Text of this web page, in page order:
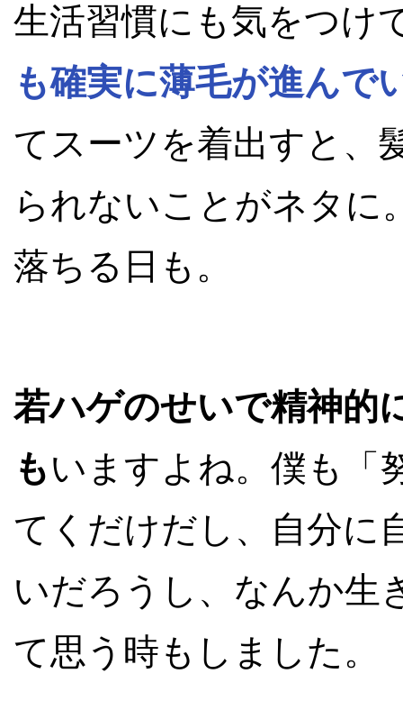
生活習慣にも気をつけ
も確実に薄毛が進んで
てスーツを着出すと、
られないことがネタに
落ちる日も。
若ハゲのせいで精神的
もいますよね。僕も「
てくだけだし、自分に
いだろうし、なんか
て思う時もしました。